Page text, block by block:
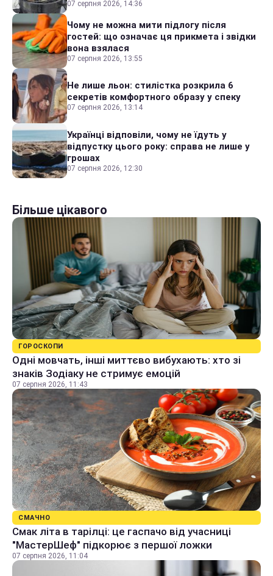
07 серпня 2026, 14:36
Чому не можна мити підлогу після
гостей: що означає ця прикмета і звідки
вона взялася
07 серпня 2026, 13:55
Не лише льон: стилістка розкрила 6
секретів комфортного образу у спеку
07 серпня 2026, 13:14
Українці відповіли, чому не їдуть у
відпустку цього року: справа не лише у
грошах
07 серпня 2026, 12:30
Більше цікавого
ГОРОСКОПИ
Одні мовчать, інші миттєво вибухають: хто зі
знаків Зодіаку не стримує емоцій
07 серпня 2026, 11:43
СМАЧНО
Смак літа в тарілці: це гаспачо від учасниці
"МастерШеф" підкорює з першої ложки
07 серпня 2026, 11:04